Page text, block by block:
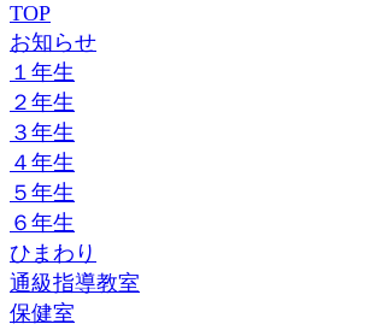
TOP
お知らせ
１年生
２年生
３年生
４年生
５年生
６年生
ひまわり
通級指導教室
保健室